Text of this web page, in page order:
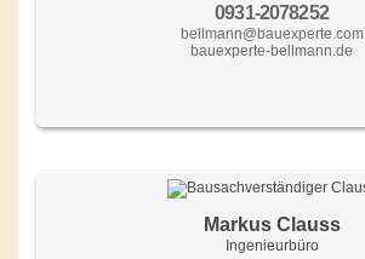
0931-2078252
bellmann@bauexperte.com
bauexperte-bellmann.de
Markus Clauss
Ingenieurbüro